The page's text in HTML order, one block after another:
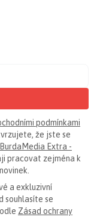
podmínkami
že jste se
Extra -
pracovat zejména k
a exkluzivní
souhlasíte se
Zásad ochrany